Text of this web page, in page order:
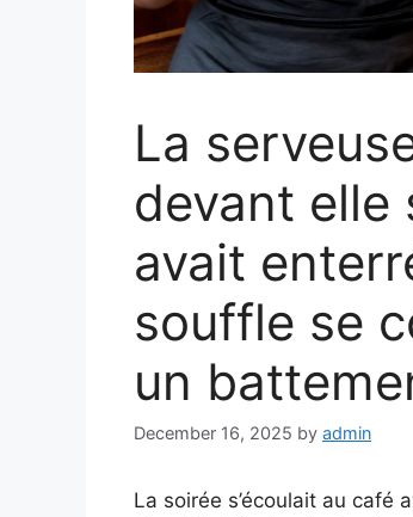
La
devant elle
avait
souffle se
un
December 16, 2025 by admin
La soirée s’écoulait au café